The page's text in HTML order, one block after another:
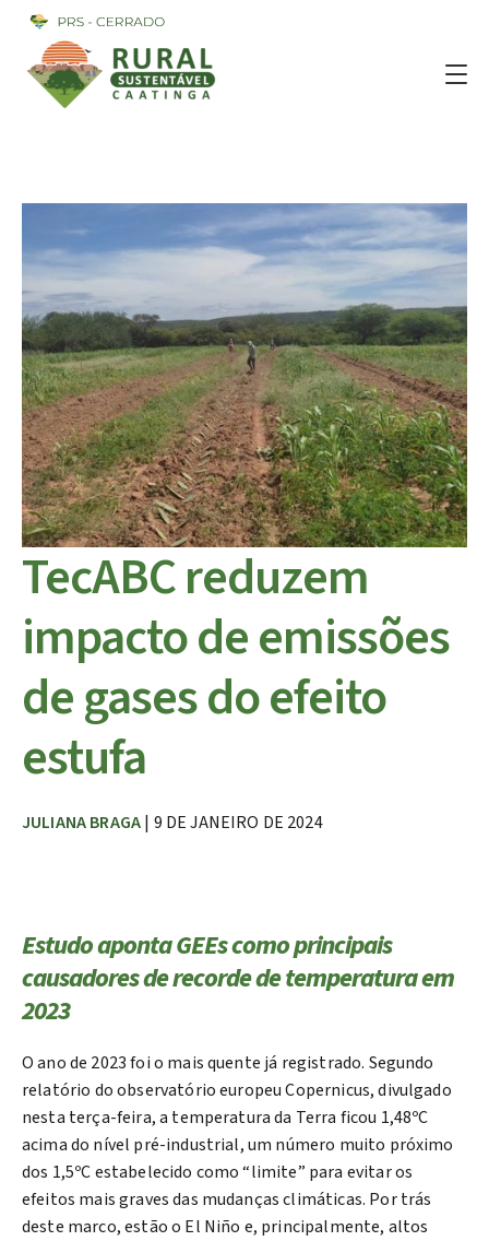
TecABC reduzem
impacto de emissões
de gases do efeito
estufa
JULIANA BRAGA| 9 DE JANEIRO DE 2024
Estudo aponta GEEs como principais
causadores de recorde de temperatura em
2023
O ano de 2023 foi o mais quente já registrado. Segundo
relatório do observatório europeu Copernicus, divulgado
nesta terça-feira, a temperatura da Terra ficou 1,48ºC
acima do nível pré-industrial, um número muito próximo
dos 1,5ºC estabelecido como “limite” para evitar os
efeitos mais graves das mudanças climáticas. Por trás
deste marco, estão o El Niño e, principalmente, altos